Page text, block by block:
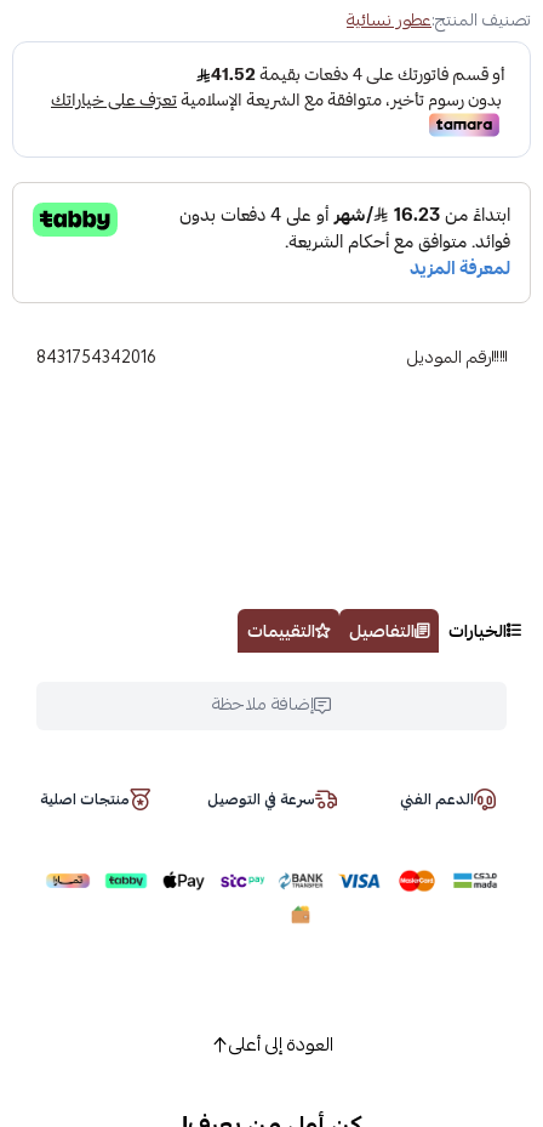
تصنيف المنتج:عطور نسائية
رقم الموديل 8431754342016
الخيارات التفاصيل التقييمات
إضافة ملاحظة
الدعم الفني سرعة في التوصيل منتجات اصلية
العودة إلى أعلى